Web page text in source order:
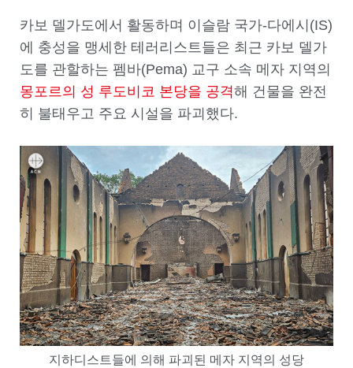
카보 델가도에서 활동하며 이슬람 국가-다에시(IS)
에 충성을 맹세한 테러리스트들은 최근 카보 델가
도를 관할하는 펨바(Pema) 교구 소속 메자 지역의
몽포르의 성 루도비코 본당을 공격해 건물을 완전
히 불태우고 주요 시설을 파괴했다.
지하디스트들에 의해 파괴된 메자 지역의 성당